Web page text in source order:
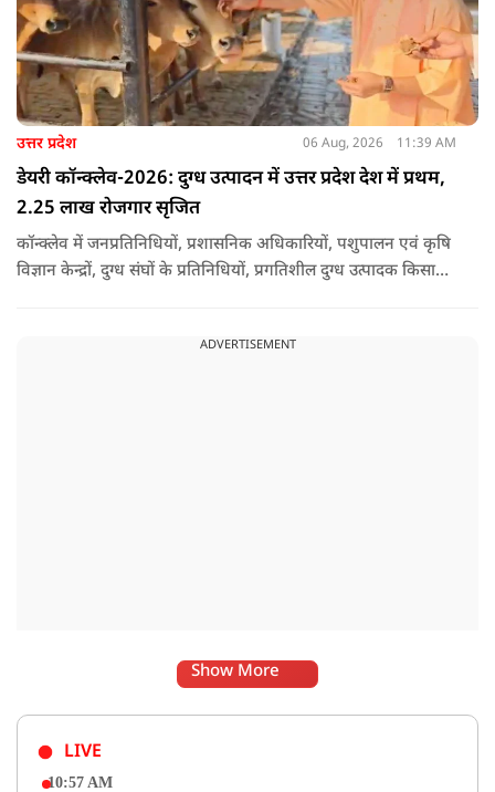
उत्तर प्रदेश 06 Aug, 2026 11:39 AM
डेयरी कॉन्क्लेव-2026: दुग्ध उत्पादन में उत्तर प्रदेश देश में प्रथम,
2.25 लाख रोजगार सृजित
कॉन्क्लेव में जनप्रतिनिधियों, प्रशासनिक अधिकारियों, पशुपालन एवं कृषि
विज्ञान केन्द्रों, दुग्ध संघों के प्रतिनिधियों, प्रगतिशील दुग्ध उत्पादक किसानों,
ADVERTISEMENT
Show More
LIVE
10:57 AM